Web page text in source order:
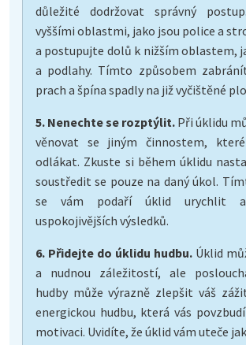
důležité dodržovat správný
vyššími oblastmi, jako jsou police a
a postupujte dolů k nižším oblastem,
a podlahy. Tímto způsobem
prach a špína spadly na již vyčištěné
5. Nenechte se rozptýlit. Při úklidu
věnovat se jiným činnostem,
odlákat. Zkuste si během úklidu
soustředit se pouze na daný úkol.
se vám podaří úklid urychlit a
uspokojivějších výsledků.
6. Přidejte do úklidu hudbu. Úklid
a nudnou záležitostí, ale
hudby může výrazně zlepšit váš
energickou hudbu, která vás
motivaci. Uvidíte, že úklid vám uteče